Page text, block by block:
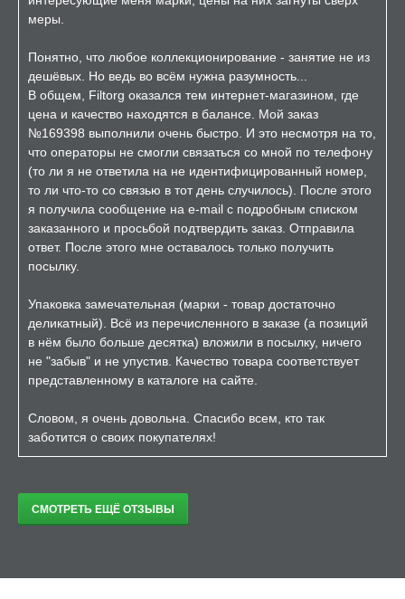
меры.
Понятно, что любое коллекционирование - занятие не из
дешёвых. Но ведь во всём нужна разумность...
В общем, Filtorg оказался тем интернет-магазином, где
цена и качество находятся в балансе. Мой заказ
№169398 выполнили очень быстро. И это несмотря на то,
что операторы не смогли связаться со мной по телефону
(то ли я не ответила на не идентифицированный номер,
то ли что-то со связью в тот день случилось). После этого
я получила сообщение на e-mail с подробным списком
заказанного и просьбой подтвердить заказ. Отправила
ответ. После этого мне оставалось только получить
посылку.
Упаковка замечательная (марки - товар достаточно
деликатный). Всё из перечисленного в заказе (а позиций
в нём было больше десятка) вложили в посылку, ничего
не "забыв" и не упустив. Качество товара соответствует
представленному в каталоге на сайте.
Словом, я очень довольна. Спасибо всем, кто так
заботится о своих покупателях!
СМОТРЕТЬ ЕЩЁ ОТЗЫВЫ